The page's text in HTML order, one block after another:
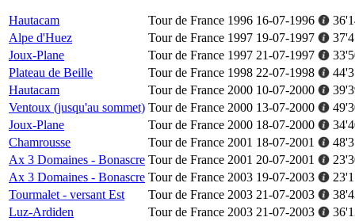
Hautacam Tour de France 1996 16-07-1996
Alpe d'Huez
Tour de France 1997 19-07-1997
Joux-Plane
Tour de France 1997 21-07-1997
Plateau de Beille
Tour de France 1998 22-07-1998
Hautacam
Tour de France 2000 10-07-2000
Ventoux (jusqu'au sommet) Tour de France 2000 13-07-2000
Joux-Plane
Tour de France 2000 18-07-2000
Chamrousse
Tour de France 2001 18-07-2001
Ax 3 Domaines - Bonascre Tour de France 2001 20-07-2001
Ax 3 Domaines - Bonascre Tour de France 2003 19-07-2003
Tourmalet - versant Est
Tour de France 2003 21-07-2003
Luz-Ardiden
Tour de France 2003 21-07-2003